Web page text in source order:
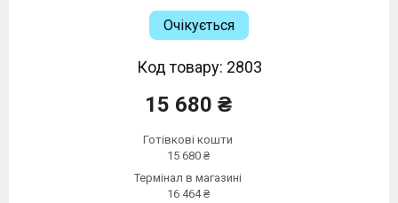
Очікується
Код товару: 2803
15 680 ₴
Готівкові кошти
15 680 ₴
Термінал в магазині
16 464 ₴